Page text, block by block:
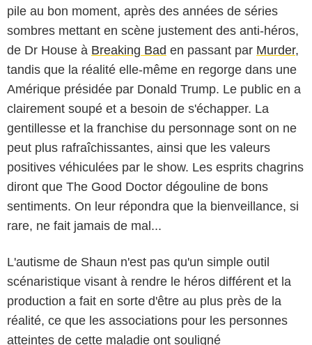
pile au bon moment, après des années de séries
sombres mettant en scène justement des anti-héros,
de Dr House à Breaking Bad en passant par Murder,
tandis que la réalité elle-même en regorge dans une
Amérique présidée par Donald Trump. Le public en a
clairement soupé et a besoin de s'échapper. La
gentillesse et la franchise du personnage sont on ne
peut plus rafraîchissantes, ainsi que les valeurs
positives véhiculées par le show. Les esprits chagrins
diront que The Good Doctor dégouline de bons
sentiments. On leur répondra que la bienveillance, si
rare, ne fait jamais de mal...
L'autisme de Shaun n'est pas qu'un simple outil
scénaristique visant à rendre le héros différent et la
production a fait en sorte d'être au plus près de la
réalité, ce que les associations pour les personnes
atteintes de cette maladie ont souligné